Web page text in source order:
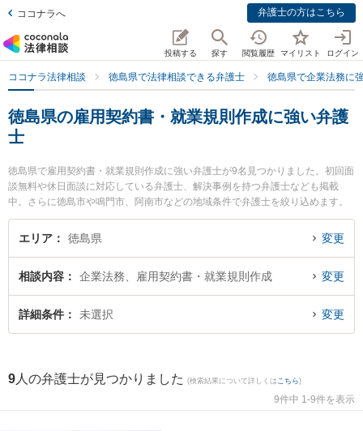
ココナラへ 弁護士の方はこちら
投稿する 探す 閲覧履歴 マイリスト ログイン
ココナラ法律相談 徳島県で法律相談できる弁護士 徳島県で企業法務に
徳島県の雇用契約書・就業規則作成に強い弁護
士
徳島県で雇用契約書・就業規則作成に強い弁護士が9名見つかりました。初回面
談無料や休日面談に対応している弁護士、解決事例を持つ弁護士なども掲載
中。さらに徳島市や鳴門市、阿南市などの地域条件で弁護士を絞り込めます。
企業法務に関係する顧問弁護士契約や契約書作成・リーガルチェック、雇用契
約書・就業規則作成等の細かな分野での絞り込み検索もでき便利です。特にベ
護士費用、強みなどが注目されています。『徳島県で土日や夜間に発生した雇
用契約書・就業規則作成のトラブルを今すぐに弁護士に相談したい』『雇用契
約書・就業規則作成のトラブル解決の実績豊富な近くの弁護士を検索したい』
エリア 徳島県 変更
相談内容 企業法務、雇用契約書・就業規則作成 変更
詳細条件 未選択 変更
9 人の弁護士が見つかりました (検索結果について詳しくは こちら)
9件中 1-9件を表示